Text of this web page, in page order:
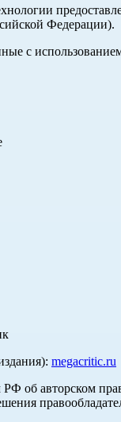
Федерации).
с
megacritic.ru
РФ об авторском